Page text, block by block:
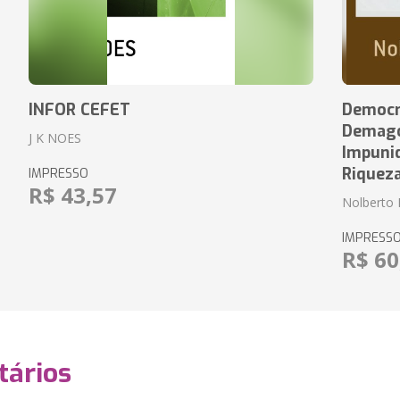
INFOR CEFET
J K NOES
IMPRESSO
R$ 43,57 Nolberto
R$